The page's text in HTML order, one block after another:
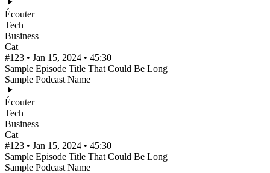
Écouter
Tech
Business
Cat
#123 • Jan 15, 2024 • 45:30
Sample Episode Title That Could Be Long
Sample Podcast Name
Écouter
Tech
Business
Cat
#123 • Jan 15, 2024 • 45:30
Sample Episode Title That Could Be Long
Sample Podcast Name